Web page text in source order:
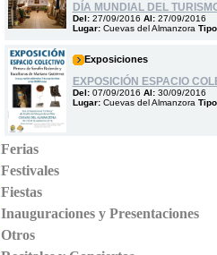
DÍA MUNDIAL DEL
Del: 27/09/2016 Al: 27/09/2016
Lugar: Cuevas del Almanzora
Exposiciones
EXPOSICIÓN ESPACIO
Del: 07/09/2016 Al: 30/09/2016
Lugar: Cuevas del Almanzora
Ferias
Festivales
Fiestas
Inauguraciones y Presentaciones
Otros